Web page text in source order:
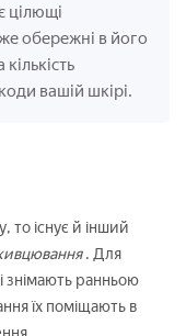
цілющі
обережні в його
вашій шкірі.
то існує й інший
. Для
знімають ранньою
їх поміщають в